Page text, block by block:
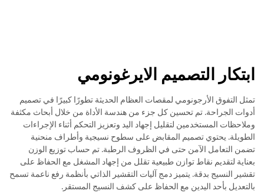
ابتكار التصميم الايرغونومي
تمثل التفوق الأرجونومي لمقصات العظام الحديثة تطورًا كبيرًا في تصميم
أدوات الجراحة. تم تحسين كل جزء من هندسة الأداة من خلال أبحاث مكثفة
وملاحظات المستخدمين لتقليل إجهاد اليد وتعزيز التحكم أثناء الإجراءات
الطويلة. يحتوي تصميم المقابض على سطوح نسيجية وأطراف منحنية
تضمن التعامل الآمن حتى في الظروف الرطبة. تم حساب توزيع الوزن
بعناية لتقديم نقاط توازن طبيعية تقلل من إجهاد المشغل مع الحفاظ على
تقشير النسيج بدقة. يتميز دمج آليات التقشير الذاتي بأنظمة رفع ناعمة تسمح
بالتعديل بأحد اليدين مع الحفاظ على كشف النسيج المستقر.